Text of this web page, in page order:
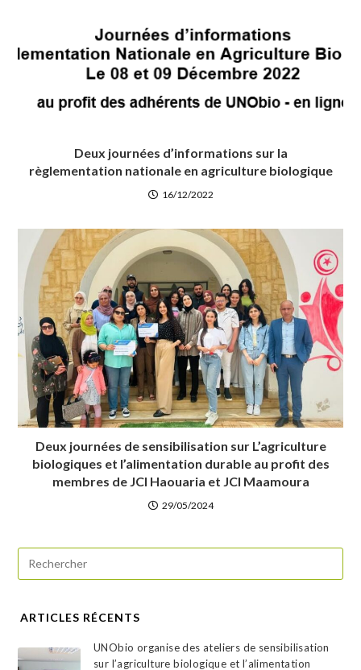
Deux journées d’informations sur la
règlementation nationale en agriculture biologique
16/12/2022
Deux journées de sensibilisation sur L’agriculture
biologiques et l’alimentation durable au profit des
membres de JCI Haouaria et JCI Maamoura
29/05/2024
ARTICLES RÉCENTS
UNObio organise des ateliers de sensibilisation
sur l’agriculture biologique et l’alimentation